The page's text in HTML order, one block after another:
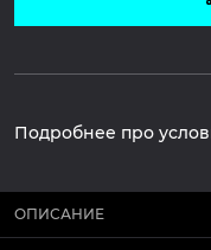
Подробнее про
ОПИСАНИЕ